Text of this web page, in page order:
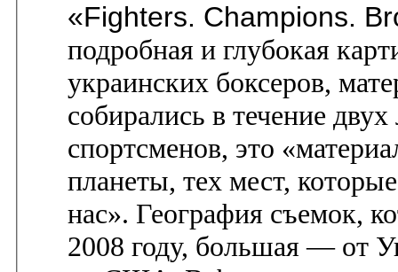
«Fighters. Champions.
подробная и глубокая
украинских боксеров,
собирались в течение
спортсменов, это
планеты, тех мест,
нас». География съемок,
2008 году, большая — от